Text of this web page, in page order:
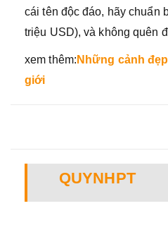
cái tên độc đáo, hãy chuẩn
triệu USD), và không quên
xem thêm: Những cảnh
giới
QUYNHPT